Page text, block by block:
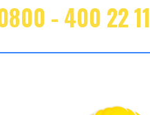
- 400 22 11